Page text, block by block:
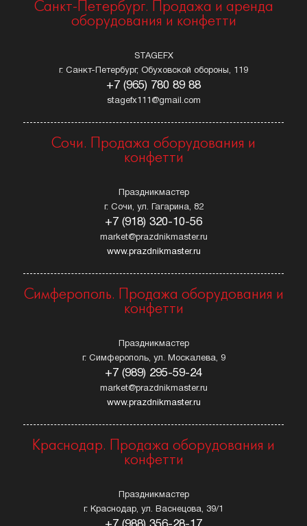
Санкт-Петербург. Продажа и аренда
оборудования и конфетти
STAGEFX
г. Санкт-Петербург, Обуховской обороны, 119
+7 (965) 780 89 88
stagefx111@gmail.com
Сочи. Продажа оборудования и
конфетти
Праздникмастер
г. Сочи, ул. Гагарина, 82
+7 (918) 320-10-56
market@prazdnikmaster.ru
www.prazdnikmaster.ru
Симферополь. Продажа оборудования и
конфетти
Праздникмастер
г. Симферополь, ул. Москалева, 9
+7 (989) 295-59-24
market@prazdnikmaster.ru
www.prazdnikmaster.ru
Краснодар. Продажа оборудования и
конфетти
Праздникмастер
г. Краснодар, ул. Васнецова, 39/1